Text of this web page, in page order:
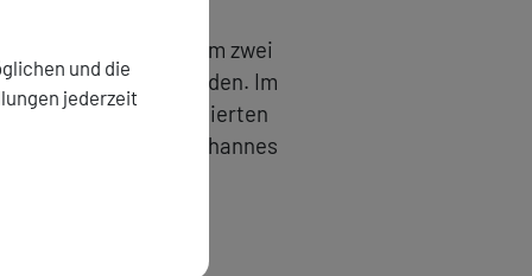
und tänzerische
geht es ebenfalls um zwei
entwickelt werden. Im
des 2020 komponierten
von Johannes
und die
jederzeit